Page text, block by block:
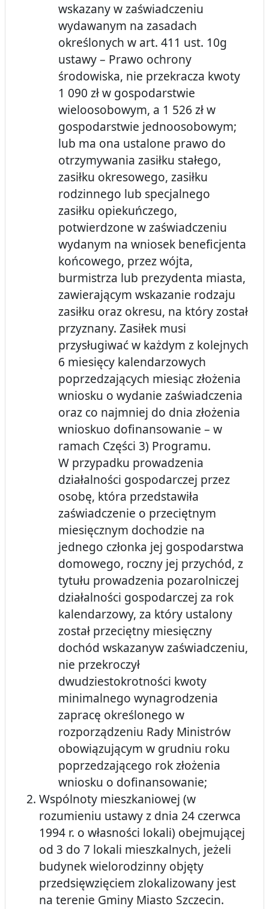
wskazany w zaświadczeniu
wydawanym na zasadach
określonych w art. 411 ust. 10g
ustawy – Prawo ochrony
środowiska, nie przekracza kwoty
1 090 zł w gospodarstwie
wieloosobowym, a 1 526 zł w
gospodarstwie jednoosobowym;
lub ma ona ustalone prawo do
otrzymywania zasiłku stałego,
zasiłku okresowego, zasiłku
rodzinnego lub specjalnego
zasiłku opiekuńczego,
potwierdzone w zaświadczeniu
wydanym na wniosek beneficjenta
końcowego, przez wójta,
burmistrza lub prezydenta miasta,
zawierającym wskazanie rodzaju
zasiłku oraz okresu, na który został
przyznany. Zasiłek musi
przysługiwać w każdym z kolejnych
6 miesięcy kalendarzowych
poprzedzających miesiąc złożenia
wniosku o wydanie zaświadczenia
oraz co najmniej do dnia złożenia
wnioskuo dofinansowanie – w
ramach Części 3) Programu.
W przypadku prowadzenia
działalności gospodarczej przez
osobę, która przedstawiła
zaświadczenie o przeciętnym
miesięcznym dochodzie na
jednego członka jej gospodarstwa
domowego, roczny jej przychód, z
tytułu prowadzenia pozarolniczej
działalności gospodarczej za rok
kalendarzowy, za który ustalony
został przeciętny miesięczny
dochód wskazanyw zaświadczeniu,
nie przekroczył
dwudziestokrotności kwoty
minimalnego wynagrodzenia
zapracę określonego w
rozporządzeniu Rady Ministrów
obowiązującym w grudniu roku
poprzedzającego rok złożenia
wniosku o dofinansowanie;
Wspólnoty mieszkaniowej (w
rozumieniu ustawy z dnia 24 czerwca
1994 r. o własności lokali) obejmującej
od 3 do 7 lokali mieszkalnych, jeżeli
budynek wielorodzinny objęty
przedsięwzięciem zlokalizowany jest
na terenie Gminy Miasto Szczecin.